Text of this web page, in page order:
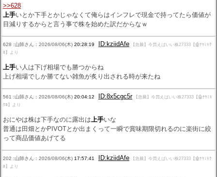
>>628
上手いとか下手とかじゃなくて俺らはインフレで現金で持ってたら価値が
目減りするからと言う事で株を始めた訳だからなｗ
628 :山師さん：2026/08/06(木) 20:28:19 ID:kziidAfe
【急騰】今買えばいい株27333【🤖ﾅﾔﾐｷｸ
ﾖ】より
上手い人は下げ相場でも勝つからね
上げ相場でしか勝てない雑魚が炙り出される時が来たね
561 :山師さん：2026/08/06(木) 20:04:12 ID:8x5cgc5r
【急騰】今買えばいい株27333【🤖ﾅﾔﾐｷ
ｸﾖ】より
おにやは株は下手なのに露出は上手いな
普通は田畑とかPIVOTとか出まくって一瞬で賞味期限切れるのに楽街に絞
って商品価値あげてる
202 :山師さん：2026/08/06(木) 17:57:41 ID:kziidAfe
【急騰】今買えばいい株27333【🤖ﾅﾔﾐｷｸ
ﾖ】より